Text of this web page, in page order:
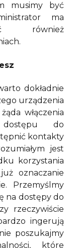
musimy być
ma
również
dokładnie
urządzenia
włączenia
do
kontakty
jest
korzystania
oznaczanie
Przemyślmy
na dostępy do
rzeczywiście
ingerują
poszukajmy
które